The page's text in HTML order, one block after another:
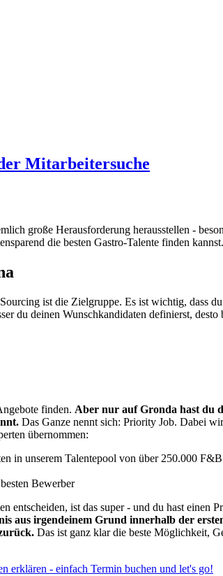
Mitarbeitersuche
große Herausforderung herausstellen -
die besten Gastro-Talente finden kannst.
ist die Zielgruppe. Es ist wichtig, dass
du deinen Wunschkandidaten definierst, desto
finden. Aber nur auf Gronda hast du
Das Ganze nennt sich: Priority Job. Dabei
übernommen:
in unserem Talentepool von über 250.000
Bewerber
entscheiden, ist das super - und du hast einen
aus irgendeinem Grund innerhalb der
Das ist ganz klar die beste Möglichkeit,
erklären - einfach Termin buchen und let's go!